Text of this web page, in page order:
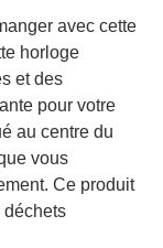
avec cette
horloge
et des
pour votre
au centre du
vous
Ce produit
déchets